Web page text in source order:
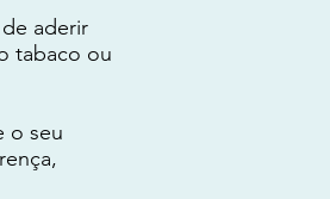
aderir
tabaco ou
o seu